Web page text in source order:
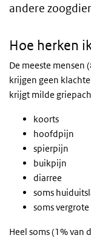
andere
Hoe herken
De meeste mensen
krijgen geen
krijgt milde
koorts
hoofdpijn
spierpijn
buikpijn
diarree
soms
soms
Heel soms (1% van